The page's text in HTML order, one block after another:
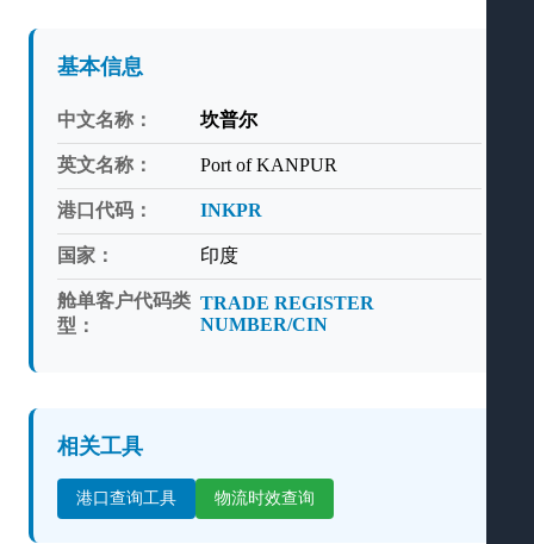
基本信息
中文名称： 坎普尔
英文名称： Port of KANPUR
港口代码： INKPR
国家： 印度
舱单客户代码类
型：
TRADE REGISTER
NUMBER/CIN
相关工具
港口查询工具 物流时效查询